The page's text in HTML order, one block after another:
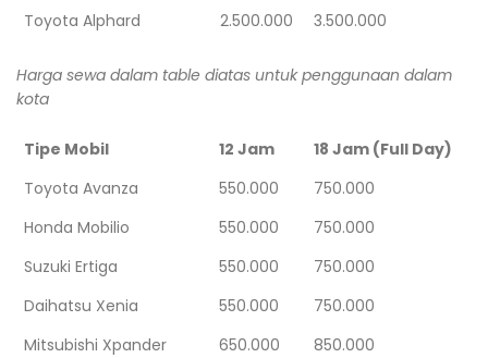
Toyota Alphard 2.500.000 3.500.000
Harga sewa dalam table diatas untuk penggunaan dalam
kota
Tipe Mobil 12 Jam
18 Jam (Full Day)
Toyota Avanza
550.000
750.000
Honda Mobilio
550.000
750.000
Suzuki Ertiga
550.000
750.000
Daihatsu Xenia
550.000
750.000
Mitsubishi Xpander
650.000
850.000